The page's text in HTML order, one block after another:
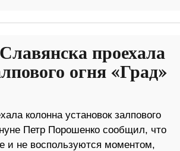
проехала
огня «Град»
колонна установок залпового
Петр Порошенко сообщил, что
и не воспользуются моментом,